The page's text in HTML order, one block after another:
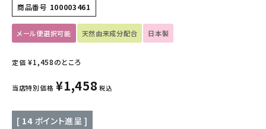
フェムケア
キッチン用品
商品番号 100003461
メール便選択可能 天然由来成分配合 日本製
定価 ¥1,458のところ
当店特別価格 ¥1,458 税込
[ 14 ポイント進呈 ]